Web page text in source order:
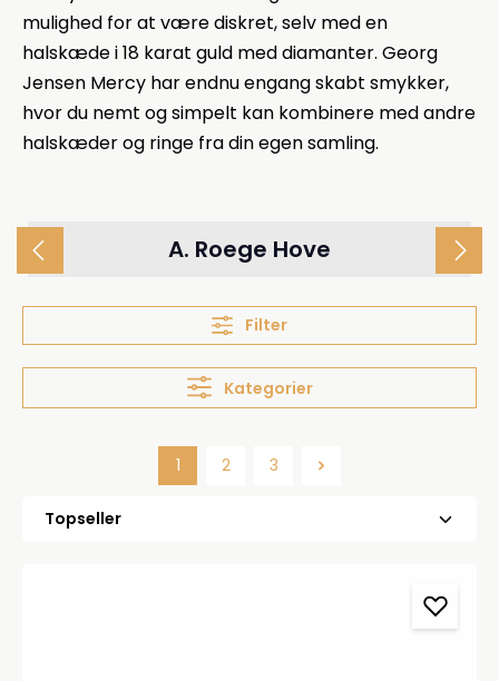
mulighed for at være diskret, selv med en
halskæde i 18 karat guld med diamanter. Georg
Jensen Mercy har endnu engang skabt smykker,
hvor du nemt og simpelt kan kombinere med andre
halskæder og ringe fra din egen samling.
A. Roege Hove
Filter
Kategorier
Side
1 Side
2 Side
3